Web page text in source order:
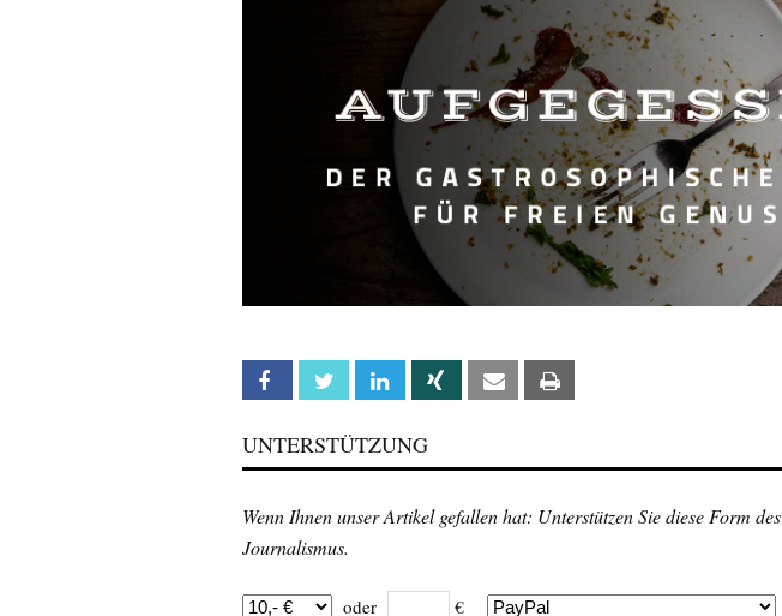
Facebook Twitter Linkedin Xing Email
UNTERSTÜTZUNG
Wenn Ihnen unser Artikel gefallen hat: Unterstützen Sie diese Form des
Journalismus.
oder €